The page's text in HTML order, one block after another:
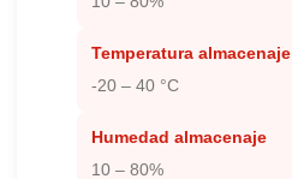
Temperatura almacenaje
-20 – 40 °C
Humedad almacenaje
10 – 80%